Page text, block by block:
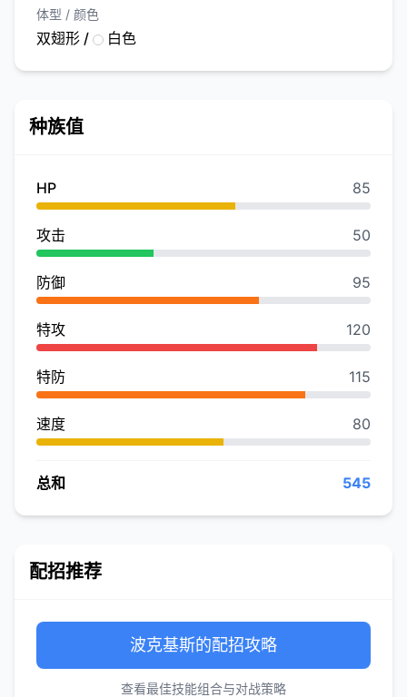
体型 / 颜色
双翅形 / 白色
种族值
HP 85
攻击 50
防御 95
特攻 120
特防 115
速度 80
总和 545
配招推荐
波克基斯的配招攻略
查看最佳技能组合与对战策略